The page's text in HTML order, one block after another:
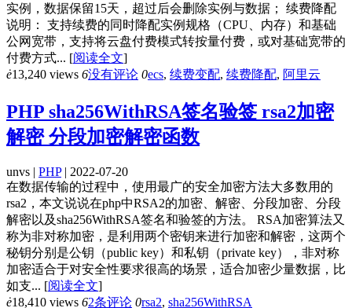
实例，数据保留15天，超过后会删除实例与数据； 续费降配
说明： 支持续费的同时降配实例规格（CPU、内存）和基础
公网宽带，支持将云盘付费模式转按量付费，或对基础宽带的
付费方式... [阅读全文]
ė13,240 views 6没有评论 0ecs, 续费变配, 续费降配, 阿里云
PHP sha256WithRSA签名验签 rsa2加密
解密 分段加密解密函数
unvs | PHP| 2022-07-20
在数据传输的过程中，使用最广的安全加密方法大多数用的
rsa2，本文说说在php中RSA2的加密、解密、分段加密、分段
解密以及sha256WithRSA签名和验签的方法。 RSA加密算法又
称为非对称加密，是利用两个密钥来进行加密和解密，这两个
秘钥分别是公钥（public key）和私钥（private key），非对称
加密适合于对安全性要求很高的场景，适合加密少量数据，比
如支... [阅读全文]
ė18,410 views 62条评论 0rsa2, sha256WithRSA